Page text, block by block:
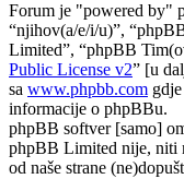
Forum je "powered by"
“njihov(a/e/i/u)”,
Limited”, “phpBB
Public License v2” [u
sa www.phpbb.com
informacije o phpBBu.
phpBB softver [samo]
phpBB Limited nije, niti
od naše strane